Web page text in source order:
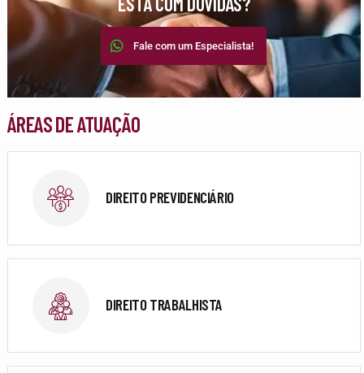
Fale com um Especialista!
ÁREAS DE ATUAÇÃO
DIREITO PREVIDENCIÁRIO
DIREITO TRABALHISTA